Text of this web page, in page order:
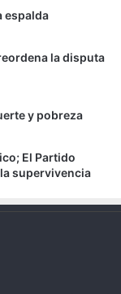
espalda
la disputa
y pobreza
El Partido
supervivencia